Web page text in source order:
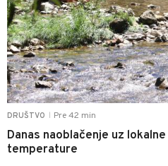
DRUŠTVO Pre 42 min
Danas naoblačenje uz
temperature